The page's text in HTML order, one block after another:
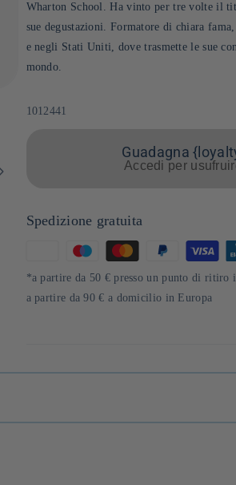
Wharton School. Ha vinto per tre volte il
sue degustazioni. Formatore di chiara
e negli Stati Uniti, dove trasmette le sue
mondo.
SKU:
1012441
Guadagna
Accedi per
Spedizione gratuita
di
pagamento
*a partire da 50 € presso un punto di
a partire da 90 € a domicilio in Europa